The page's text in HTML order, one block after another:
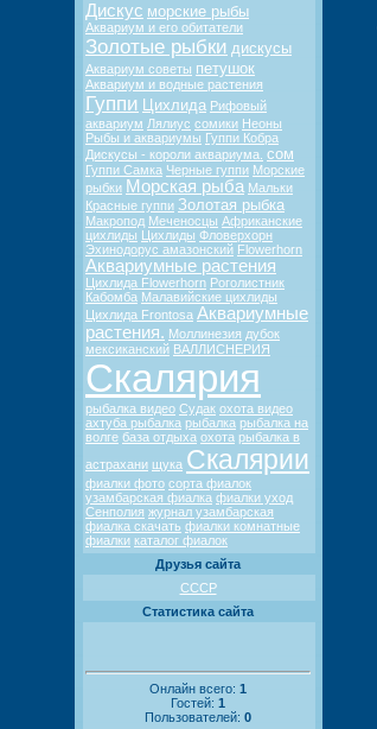
Дискус морские рыбы
Аквариум и его обитатели
Золотые рыбки дискусы
Аквариум советы петушок
Аквариум и водные растения
Гуппи Цихлида Рифовый
аквариум Лялиус сомики Неоны
Рыбы и аквариумы Гуппи Кобра
Дискусы - короли аквариума. сом
Гуппи Самка Черные гуппи Морские
рыбки Морская рыба Мальки
Красные гуппи Золотая рыбка
Макропод Меченосцы Африканские
цихлиды Цихлиды Фловерхорн
Эхинодорус амазонский Flowerhorn
Аквариумные растения
Цихлида Flowerhorn Роголистник
Кабомба Малавийские цихлиды
Цихлида Frontosa Аквариумные
растения. Моллинезия дубок
мексиканский ВАЛЛИСНЕРИЯ
Скалярия
рыбалка видео Судак охота видео
ахтуба рыбалка рыбалка рыбалка на
волге база отдыха охота рыбалка в
астрахани щука Скалярии
фиалки фото сорта фиалок
узамбарская фиалка фиалки уход
Сенполия журнал узамбарская
фиалка скачать фиалки комнатные
фиалки каталог фиалок
Друзья сайта
СССР
Статистика сайта
Онлайн всего: 1
Гостей: 1
Пользователей: 0